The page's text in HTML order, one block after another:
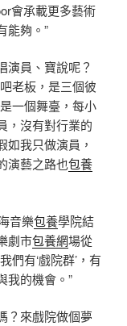
會承載更多藝術
能夠。”
演員、寶說呢？
老板，是三個彼
一個舞臺，每小
，沒有對行業的
我只做演員，
演藝之路也包養
音樂包養學院結
劇市包養網場從
們有‘戲院群’，有
我的機會。”
？來戲院做個夢